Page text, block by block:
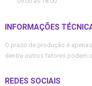
INFORMAÇÕES
O prazo de produção é
dentre outros fatores podem
REDES SOCIAIS